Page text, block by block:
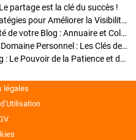
partage est la clé du succès !
Optimisation SEO des Articles : Stratégies pour Améliorer la Visibilité de Votre Blog
Stratégies pour améliorer la visibilité de votre Blog : Annuaire et Collaborations
Pourquoi Investir dans un Nom de Domaine Personnel : Les Clés de la Réussite de Votre Blog
Comment Faire Émerger Votre Blog : Le Pouvoir de la Patience et de la Persévérance
légales